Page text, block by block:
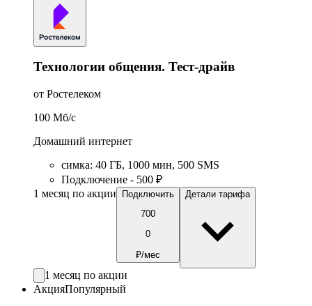
Технологии общения. Тест-драйв
от Ростелеком
100 Мб/c
Домашний интернет
симка: 40 ГБ, 1000 мин, 500 SMS
Подключение - 500 ₽
1 месяц по акции
Подключить
700
0
₽/мес
Детали тарифа
1 месяц по акции
АкцияПопулярный